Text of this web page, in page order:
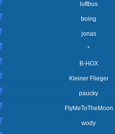
luftbus
boing
jonas
*
B-HOX
Kleiner Flieger
paucky
FlyMeToTheMoon
wody